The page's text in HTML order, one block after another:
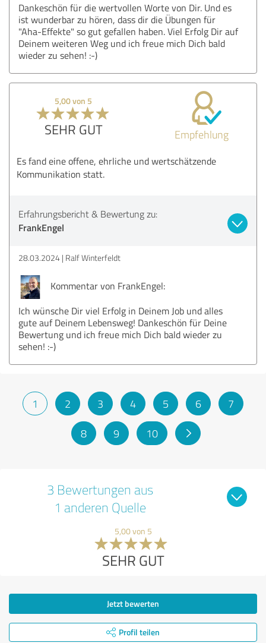
Dankeschön für die wertvollen Worte von Dir. Und es
ist wunderbar zu hören, dass dir die Übungen für
"Aha-Effekte" so gut gefallen haben. Viel Erfolg Dir auf
Deinem weiteren Weg und ich freue mich Dich bald
wieder zu sehen! :-)
5,00 von 5
SEHR GUT Empfehlung
Es fand eine offene, ehrliche und wertschätzende
Kommunikation statt.
Erfahrungsbericht & Bewertung zu:
FrankEngel
28.03.2024 Ralf Winterfeldt
Kommentar von FrankEngel:
Ich wünsche Dir viel Erfolg in Deinem Job und alles
gute auf Deinem Lebensweg! Dankeschön für Deine
Bewertung und ich freue mich Dich bald wieder zu
sehen! :-)
1 2 3 4 5 6 7
8 9 10
3 Bewertungen aus
1 anderen Quelle
5,00 von 5
SEHR GUT
Jetzt bewerten
Profil teilen